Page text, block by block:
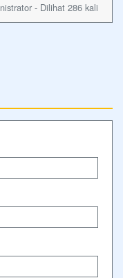
- Dilihat 286 kali